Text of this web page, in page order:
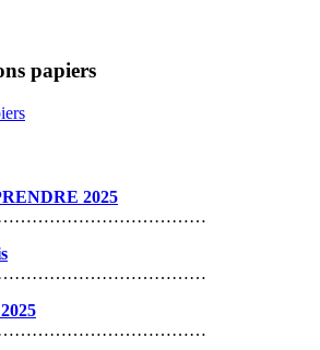
papiers
2025